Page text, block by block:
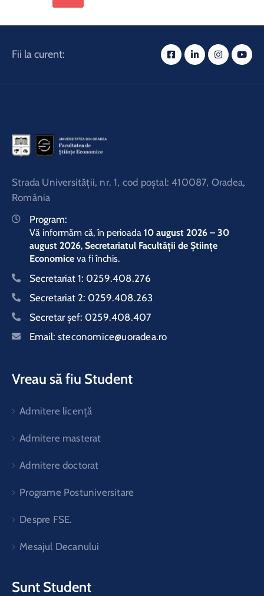
Fii la curent:
Strada Universităţii, nr. 1, cod poştal: 410087, Oradea,
România
Program:
Vă informăm că, în perioada 10 august 2026 – 30
august 2026, Secretariatul Facultății de Științe
Economice va fi închis.
Secretariat 1: 0259.408.276
Secretariat 2: 0259.408.263
Secretar şef: 0259.408.407
Email: steconomice@uoradea.ro
Vreau să fiu Student
Admitere licență
Admitere masterat
Admitere doctorat
Programe Postuniversitare
Despre FSE.
Mesajul Decanului
Sunt Student